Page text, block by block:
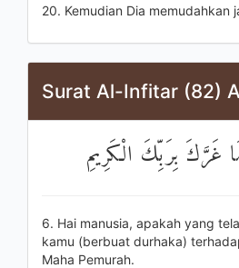
20. Kemudian Dia memudahkan
Surat Al-Infitar (82)
غَرَّكَ بِرَبِّكَ الْكَرِيمِ
6. Hai manusia, apakah yang
kamu (berbuat durhaka)
Maha Pemurah.